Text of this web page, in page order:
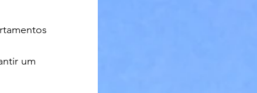
um